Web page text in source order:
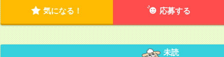
気になる！ 応募する
未読